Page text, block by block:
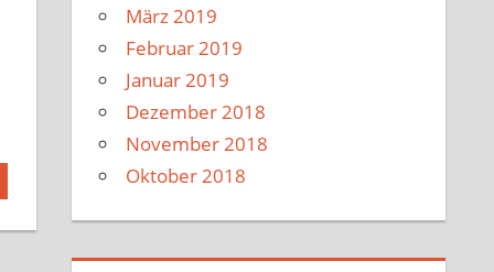
März 2019
Februar 2019
Januar 2019
Dezember 2018
November 2018
Oktober 2018